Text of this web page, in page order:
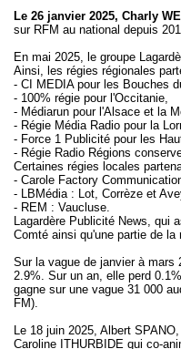
Le 26 janvier 2025, Charly
sur RFM au national depuis
En mai 2025, le groupe
Ainsi, les régies régionales
- CI MEDIA pour les Bouches
- 100% régie pour l'Occitanie,
- Médiarun pour l'Alsace et la
- Régie Média Radio pour la
- Force 1 Publicité pour les
- Régie Radio Régions
Certaines régies locales
- Carole Factory
- LBMédia : Lot, Corrèze et
- REM : Vaucluse.
Lagardère Publicité News, qui
Comté ainsi qu'une partie de
Sur la vague de janvier à mars
2.9%. Sur un an, elle perd
gagne sur une vague 31 000
FM).
Le 18 juin 2025, Albert
Caroline ITHURBIDE qui co-